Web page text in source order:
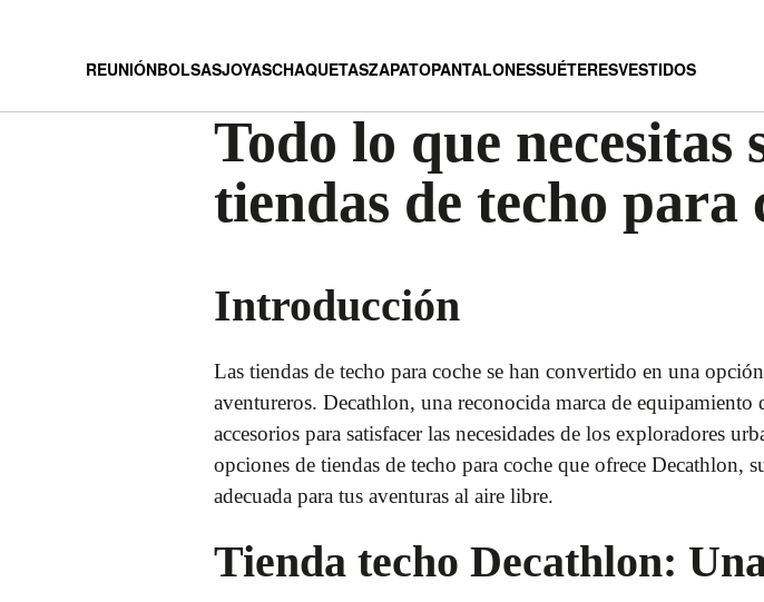
REUNIÓNBOLSASJOYASCHAQUETASZAPATOPANTALONESSUÉTERESVESTIDOS
Todo lo que necesitas
tiendas de techo para
Introducción
Las tiendas de techo para coche se han convertido en una
aventureros. Decathlon, una reconocida marca de
accesorios para satisfacer las necesidades de los exploradores
opciones de tiendas de techo para coche que ofrece Decathlon,
adecuada para tus aventuras al aire libre.
Tienda techo Decathlon: